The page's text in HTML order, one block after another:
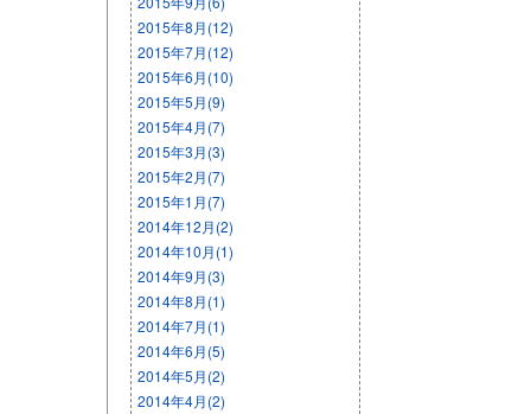
2015年8月(12)
2015年7月(12)
2015年6月(10)
2015年5月(9)
2015年4月(7)
2015年3月(3)
2015年2月(7)
2015年1月(7)
2014年12月(2)
2014年10月(1)
2014年9月(3)
2014年8月(1)
2014年7月(1)
2014年6月(5)
2014年5月(2)
2014年4月(2)